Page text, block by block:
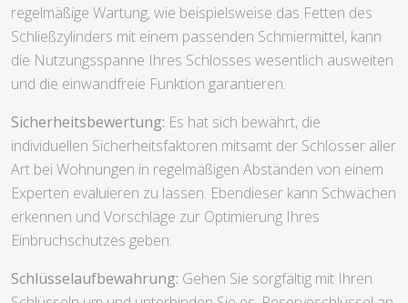
regelmäßige Wartung, wie beispielsweise das Fetten des
Schließzylinders mit einem passenden Schmiermittel, kann
die Nutzungsspanne Ihres Schlosses wesentlich ausweiten
und die einwandfreie Funktion garantieren.
Sicherheitsbewertung: Es hat sich bewährt, die
individuellen Sicherheitsfaktoren mitsamt der Schlösser aller
Art bei Wohnungen in regelmäßigen Abständen von einem
Experten evaluieren zu lassen. Ebendieser kann Schwächen
erkennen und Vorschläge zur Optimierung Ihres
Einbruchschutzes geben.
Schlüsselaufbewahrung: Gehen Sie sorgfältig mit Ihren